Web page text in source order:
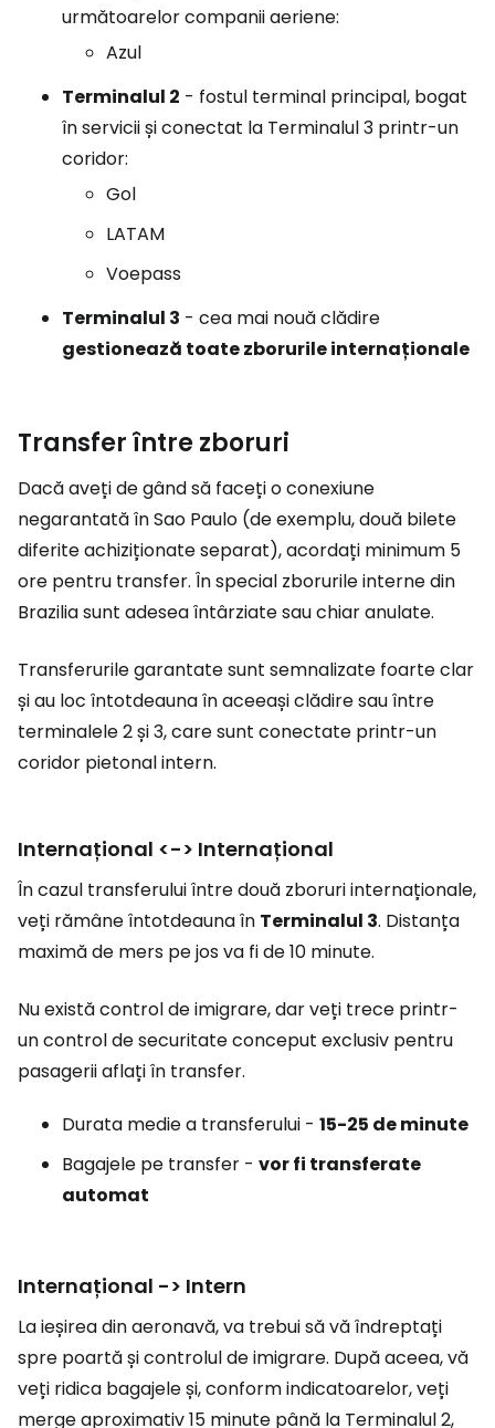
următoarelor companii aeriene:
Azul
Terminalul 2 - fostul terminal principal, bogat
în servicii și conectat la Terminalul 3 printr-un
coridor:
Gol
LATAM
Voepass
Terminalul 3 - cea mai nouă clădire
gestionează toate zborurile internaționale
Transfer între zboruri
Dacă aveți de gând să faceți o conexiune
negarantată în Sao Paulo (de exemplu, două bilete
diferite achiziționate separat), acordați minimum 5
ore pentru transfer. În special zborurile interne din
Brazilia sunt adesea întârziate sau chiar anulate.
Transferurile garantate sunt semnalizate foarte clar
și au loc întotdeauna în aceeași clădire sau între
terminalele 2 și 3, care sunt conectate printr-un
coridor pietonal intern.
Internațional <-> Internațional
În cazul transferului între două zboruri internaționale,
veți rămâne întotdeauna în Terminalul 3. Distanța
maximă de mers pe jos va fi de 10 minute.
Nu există control de imigrare, dar veți trece printr-
un control de securitate conceput exclusiv pentru
pasagerii aflați în transfer.
Durata medie a transferului - 15-25 de minute
Bagajele pe transfer - vor fi transferate
automat
Internațional -> Intern
La ieșirea din aeronavă, va trebui să vă îndreptați
spre poartă și controlul de imigrare. După aceea, vă
veți ridica bagajele și, conform indicatoarelor, veți
merge aproximativ 15 minute până la Terminalul 2,